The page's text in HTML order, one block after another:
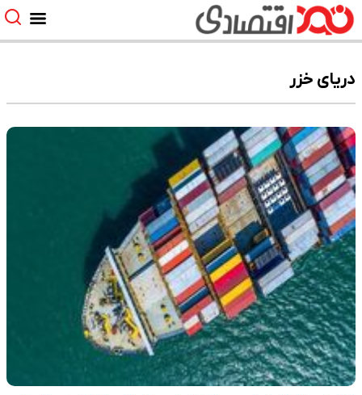
دریای خزر